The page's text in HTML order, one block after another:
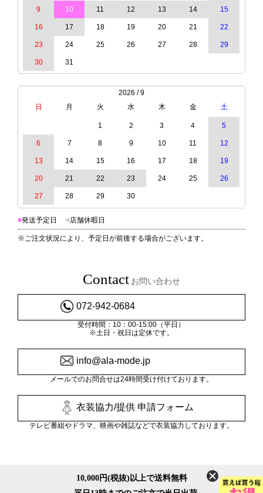
9 10 11 12 13 14 15
16 17 18 19 20 21 22
23 24 25 26 27 28 29
30 31
2026 / 9
日
月 火 水 木 金 土
1 2 3 4 5
6 7 8 9 10 11 12
13 14 15 16 17 18 19
20 21 22 23 24 25 26
27 28 29 30
■発送予定日 ■店舗休暇日
※ご注文状況により、予定日が前後する場合がございます。
Contact お問い合わせ
072-942-0684
受付時間：10：00-15:00（平日）
※土日・祝日は定休です。
info@ala-mode.jp
メールでのお問合せは24時間受け付けております。
衣装協力/提供 申請フォーム
テレビ番組やドラマ、映画や雑誌などで衣装協力しております。
10,000円(税抜)以上で送料無料